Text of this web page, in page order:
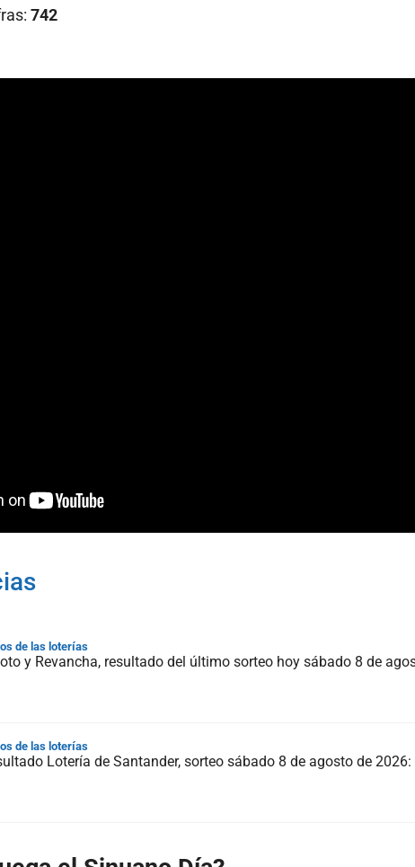
742
de las loterías
y Revancha, resultado del último sorteo hoy sábado 8 de
de las loterías
Lotería de Santander, sorteo sábado 8 de agosto de